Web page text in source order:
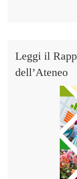
Leggi il
dell’Ateneo